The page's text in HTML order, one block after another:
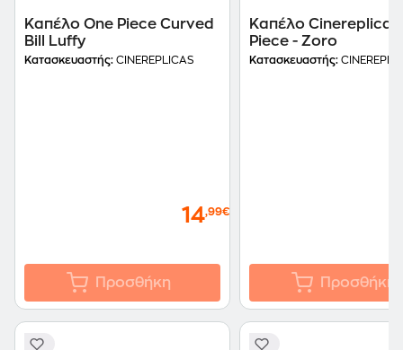
Καπέλο One Piece Curved
Bill Luffy
Κατασκευαστής: CINEREPLICAS
14,99€
Προσθήκη
Καπέλο Cinereplicas
Piece - Zoro
Κατασκευαστής:
Προσθήκη